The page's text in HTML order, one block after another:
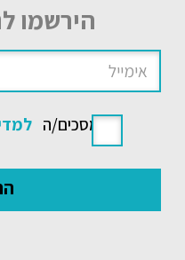
הירשמו
אני מסכים/ה